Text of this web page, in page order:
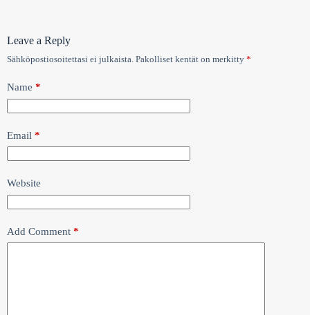
Leave a Reply
Sähköpostiosoitettasi ei julkaista. Pakolliset kentät on merkitty *
Name *
Email *
Website
Add Comment *